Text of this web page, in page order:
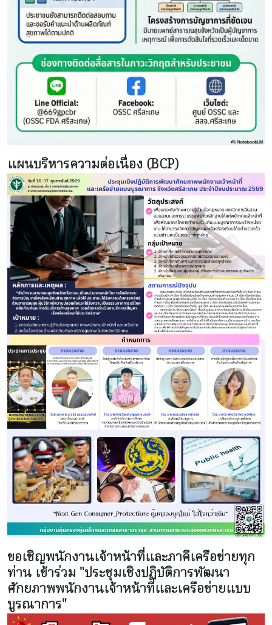
แผนบริหารความต่อเนื่อง (BCP)
ขอเชิญพนักงานเจ้าหน้าที่และภาคีเครือข่ายทุก
ท่าน เข้าร่วม "ประชุมเชิงปฏิบัติการพัฒนา
ศักยภาพพนักงานเจ้าหน้าที่และเครือข่ายแบบ
บูรณาการ"